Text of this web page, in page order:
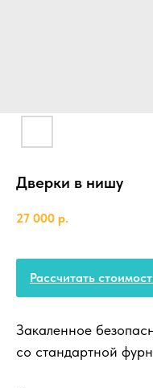
Дверки в нишу
27 000 р.
Рассчитать
Закаленное
со стандартной